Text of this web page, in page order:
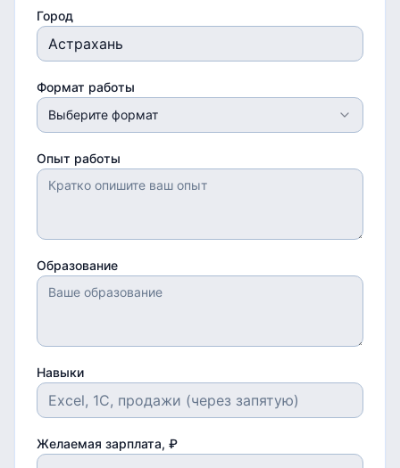
Город
Формат работы
Выберите формат
Опыт работы
Образование
Навыки
Желаемая зарплата, ₽